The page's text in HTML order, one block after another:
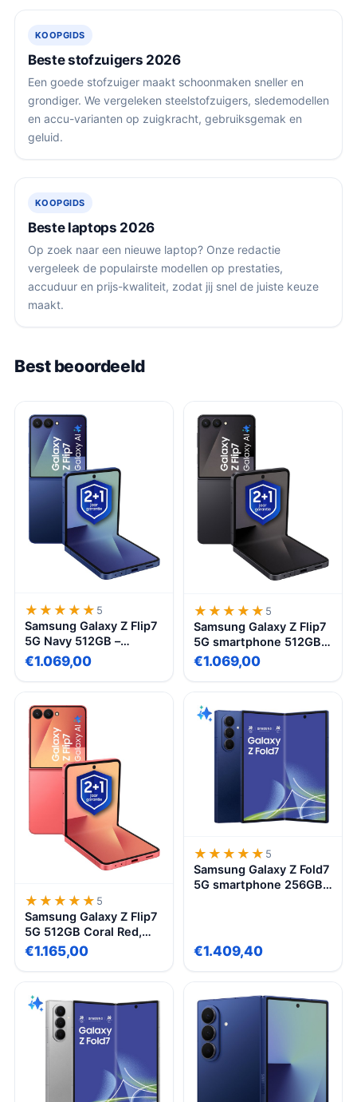
KOOPGIDS
Beste stofzuigers 2026
Een goede stofzuiger maakt schoonmaken sneller en
grondiger. We vergeleken steelstofzuigers, sledemodellen
en accu-varianten op zuigkracht, gebruiksgemak en
geluid.
KOOPGIDS
Beste laptops 2026
Op zoek naar een nieuwe laptop? Onze redactie
vergeleek de populairste modellen op prestaties,
accuduur en prijs-kwaliteit, zodat jij snel de juiste keuze
maakt.
Best beoordeeld
★★★★★
★★★★★ 5
Samsung Galaxy Z Flip7
5G Navy 512GB –
Ultradun vouwbaar
smartphone met
AI functies, 4300mAh
batterij
€1.069,00
★★★★★
★★★★★ 5
Samsung Galaxy Z Flip7
5G smartphone 512GB
Jet Black, vouwbaar
scherm, krachtige
batterijduur
€1.069,00
★★★★★
★★★★★ 5
Samsung Galaxy Z Flip7
5G 512GB Coral Red,
ultradun opvouwbaar
smartphone, FlexCam,
€1.165,00
★★★★★
★★★★★ 5
Samsung Galaxy Z Fold7
5G smartphone 256GB
assistent
€1.409,40